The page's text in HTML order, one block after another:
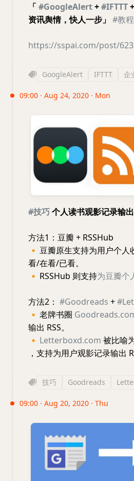
「 #GoogleAlert+#IFTTT+
资讯舆情，快人一步」 #教程
https://sspai.com/post/
GoogleAlert IFTTT 企
09:00 · Aug 24, 2020 · Mon
#技巧个人读书观影记录输
方法1：豆瓣 + RSSHub
🔸 豆瓣原生支持为用户个人
看/在看/已看。
🔸 RSSHub 则支持为豆瓣个
方法2： #Goodreads +
🔸 老牌书圈
输出 RSS。
🔸 Letterboxd.com 被比喻
，支持为用户观影记录输出
技巧 Goodreads
09:00 · Aug 20, 2020 · Thu